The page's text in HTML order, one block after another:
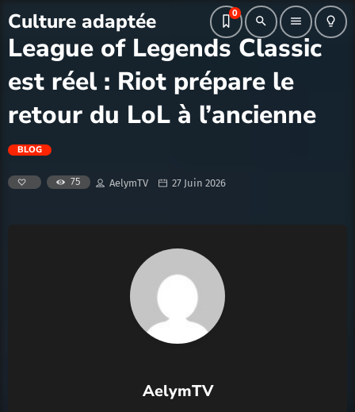
Culture adaptée 0
search menu lightbulb_outline
League of Legends Classic
est réel : Riot prépare le
retour du LoL à l’ancienne
BLOG
75 AelymTV 27 Juin 2026
AelymTV